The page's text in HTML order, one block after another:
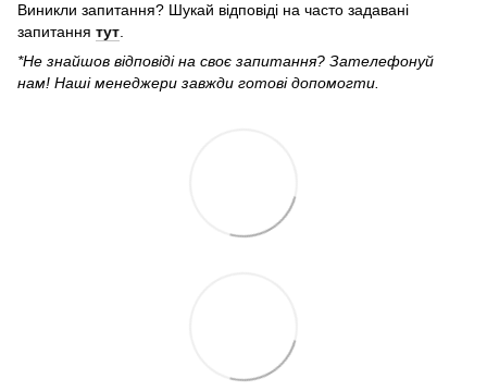
Виникли запитання? Шукай відповіді на часто задавані
запитання тут.
*Не знайшов відповіді на своє запитання? Зателефонуй
нам! Наші менеджери завжди готові допомогти.